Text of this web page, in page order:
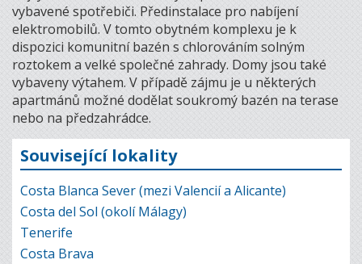
vybavené spotřebiči. Předinstalace pro nabíjení
elektromobilů. V tomto obytném komplexu je k
dispozici komunitní bazén s chlorováním solným
roztokem a velké společné zahrady. Domy jsou také
vybaveny výtahem. V případě zájmu je u některých
apartmánů možné dodělat soukromý bazén na terase
nebo na předzahrádce.
Související lokality
Costa Blanca Sever (mezi Valencií a Alicante)
Costa del Sol (okolí Málagy)
Tenerife
Costa Brava